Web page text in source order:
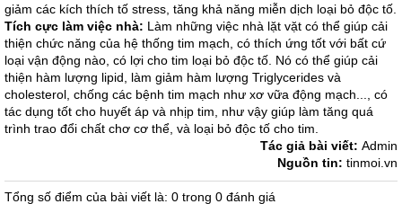
giảm các kích thích tố stress, tăng khả năng miễn dịch loại bỏ độc tố.
Tích cực làm việc nhà: Làm những việc nhà lặt vặt có thể giúp cải
thiện chức năng của hệ thống tim mạch, có thích ứng tốt với bất cứ
loại vận động nào, có lợi cho tim loại bỏ độc tố. Nó có thể giúp cải
thiện hàm lượng lipid, làm giảm hàm lượng Triglycerides và
cholesterol, chống các bệnh tim mạch như xơ vữa động mạch..., có
tác dụng tốt cho huyết áp và nhịp tim, như vậy giúp làm tăng quá
trình trao đổi chất chơ cơ thể, và loại bỏ độc tố cho tim.
Tác giả bài viết: Admin
Nguồn tin: tinmoi.vn
Tổng số điểm của bài viết là: 0 trong 0 đánh giá